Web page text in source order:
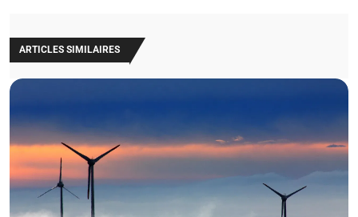
ARTICLES SIMILAIRES